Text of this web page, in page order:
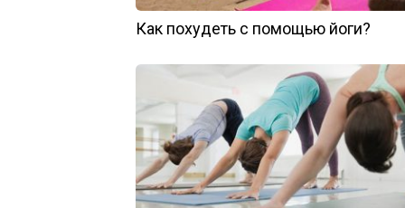
Как похудеть с помощью йоги?